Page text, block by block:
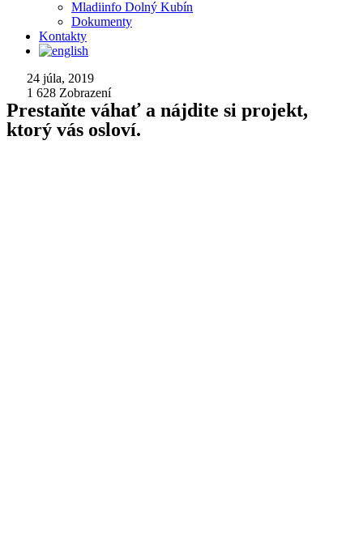
Mladiinfo Dolný Kubín
Dokumenty
Kontakty
24 júla, 2019
1 628 Zobrazení
Prestaňte váhať a nájdite si projekt,
ktorý vás osloví.